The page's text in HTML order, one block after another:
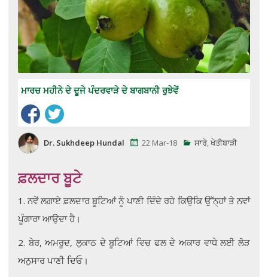
ਮਾਰਚ ਮਹੀਨੇ ਦੇ ਦੂਜੇ ਪੰਦਰਵਾੜੇ ਦੇ ਬਾਗਬਾਨੀ ਰੁਝੇਵੇਂ
Dr. Sukhdeep Hundal 22 Mar-18 ਸਾਰੇ,ਖੇਤੀਬਾੜੀ
ਫ਼ਲਦਾਰ ਬੂਟੇ
1. ਨਵੇਂ ਲਗਾਏ ਫ਼ਲਦਾਰ ਬੂਟਿਆਂ ਨੂੰ ਪਾਣੀ ਦਿੰਦੇ ਰਹੇ ਕਿਉਕਿ ਉੱਨ੍ਹਾਂ ਤੇ ਨਵਾਂ
ਪੂੰਗਾਰਾ ਆਉਦਾ ਹੈ।
2. ਬੇਰ, ਅਮਰੂਦ, ਲੁਕਾਠ ਦੇ ਬੂਟਿਆਂ ਵਿਚ ਫਲ ਦੇ ਅਕਾਰ ਵਾਧੇ ਲਈ ਲੋੜ
ਅਨੁਸਾਰ ਪਾਣੀ ਦਿਓ।